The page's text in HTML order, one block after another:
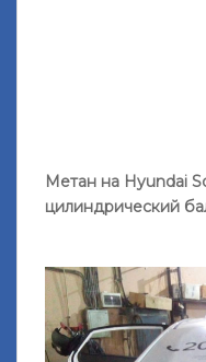
Метан на Hyundai
цилиндрический